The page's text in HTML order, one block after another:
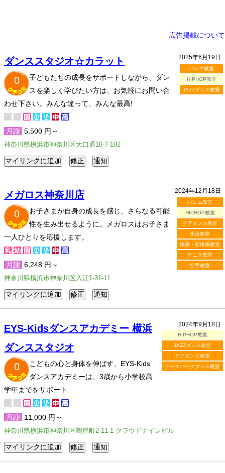
広告掲載について
2025年6月19日
バレエ教室
HIPHOP教室
JAZZダンス教室
ダンススタジオ☆カラット
0
子どもたちの成長をサポートしながら、ダン
スを楽しく学びたい方は、お気軽にお問い合
わせ下さい。みんな違って、みんな最高!
月謝 5,500 円～
神奈川県横浜市神奈川区大口通16-7-102
2024年12月18日
バレエ教室
HIPHOP教室
チアダンス教室
水泳教室
体操・新体操教室
テニス教室
空手教室
メガロス神奈川店
0
お子さまが自身の成長を感じ、さらなる可能
性を生み出せるように。メガロスはお子さま
一人ひとりを応援します。
月謝 6,248 円～
神奈川県横浜市神奈川区入江1-31-11
2024年9月18日
HIPHOP教室
JAZZダンス教室
チアダンス教室
テーマパークダンス教室
EYS-Kidsダンスアカデミー 横浜
ダンススタジオ
0
こどもの心と身体を伸ばす、EYS-Kids
ダンスアカデミーは、3歳から小学校高
学年までをサポート
月謝 11,000 円～
神奈川県横浜市神奈川区鶴屋町2-11-1 クラウドナインビル